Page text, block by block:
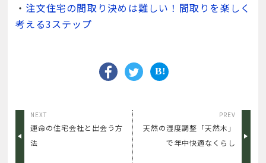
・ 注文住宅の間取り決めは難しい！間取りを楽しく
考える3ステップ
NEXT
運命の住宅会社と出会う方
法
PREV
天然の湿度調整「天然木」
で年中快適なくらし